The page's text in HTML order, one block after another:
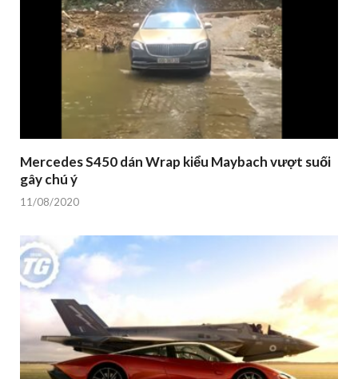
Mercedes S450 dán Wrap kiểu Maybach vượt suối
gây chú ý
11/08/2020